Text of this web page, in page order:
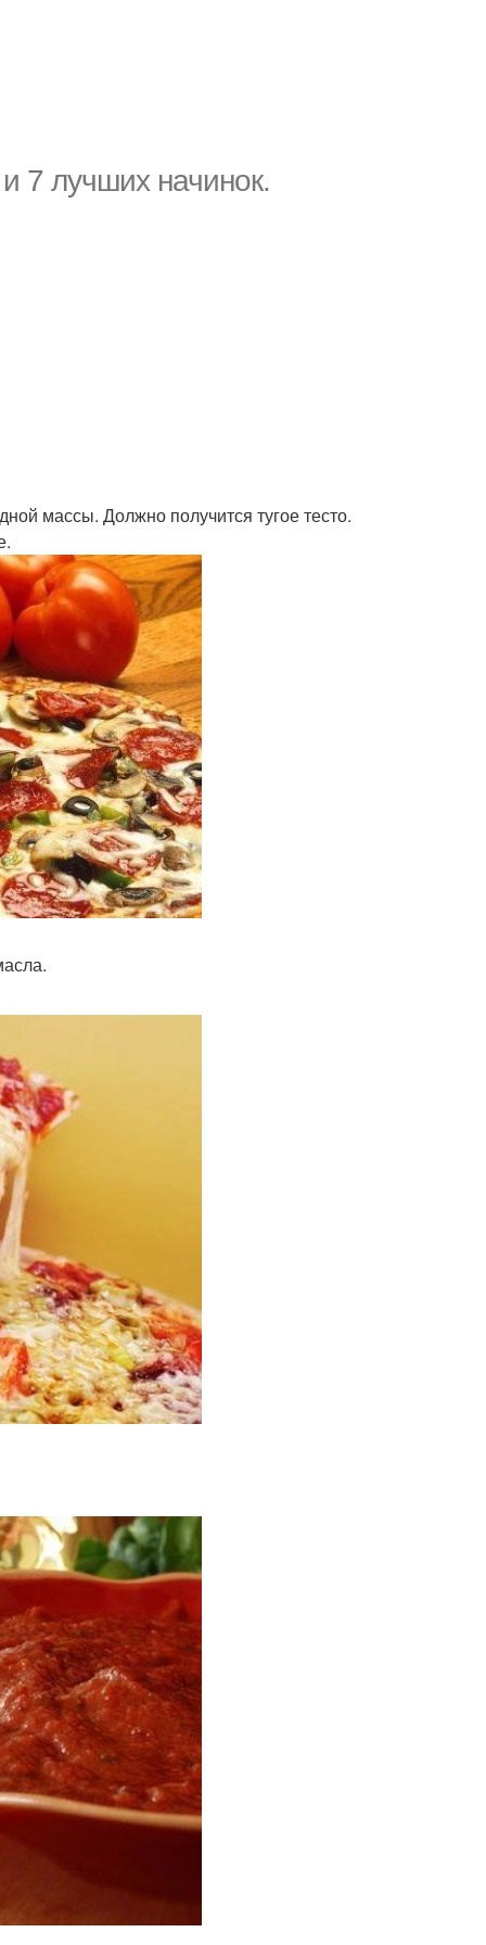
7 лучших начинок.
массы. Должно получится тугое тесто.